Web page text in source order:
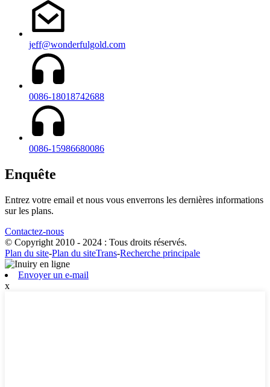
jeff@wonderfulgold.com
0086-18018742688
0086-15986680086
Enquête
Entrez votre email et nous vous enverrons les dernières informations
sur les plans.
Contactez-nous
© Copyright 2010 - 2024 : Tous droits réservés.
Plan du site-Plan du siteTrans-Recherche principale
Envoyer un e-mail
x